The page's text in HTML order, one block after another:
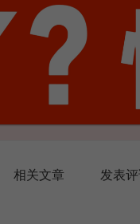
相关文章 发表